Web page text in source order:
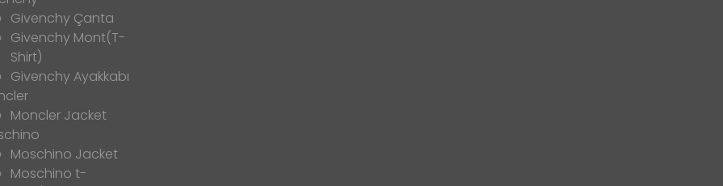
Givenchy Çanta
Givenchy Mont(T-
Shirt)
Givenchy Ayakkabı
Moncler Jacket
Moschino Jacket
Moschino t-